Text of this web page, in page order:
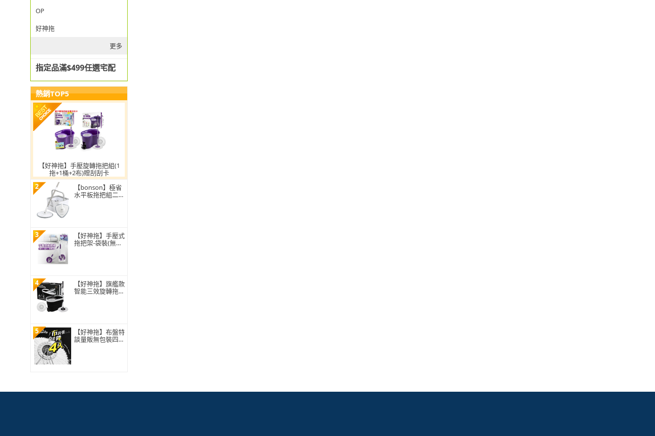
OP
好神拖
更多
指定品滿$499任選宅配
熱銷TOP5
【好神拖】手壓旋轉拖把組(1
拖+1桶+2布)贈刮刮卡
2
【bonson】極省
水平板拖把組二代
3
【好神拖】手壓式
拖把架-袋裝(無附
4
【好神拖】旗艦款
智能三效旋轉拖把
5
【好神拖】布盤特
談量販無包裝四入